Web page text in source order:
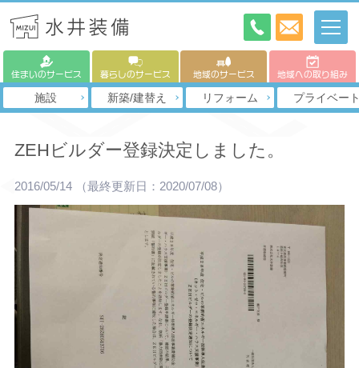
住まいのサービス 暮らしのサービス 地域のサービス 地域への取り組み
施設 新築/建替え リフォーム プライベー
ZEHビルダー登録決定しました。
2016/05/14 （最終更新日：2020/07/08）